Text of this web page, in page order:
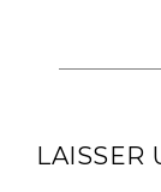
LAISSER